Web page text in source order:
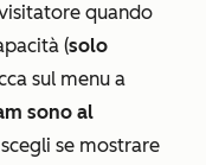
quando
(solo
sul menu a
sono al
scegli se mostrare